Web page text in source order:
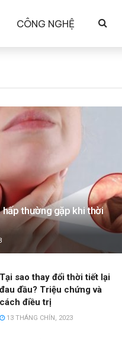
CÔNG NGHỆ
hấp thường gặp khi thời
Tại sao thay đổi thời tiết lại
đau đầu? Triệu chứng và
cách điều trị
13 THÁNG CHÍN, 2023